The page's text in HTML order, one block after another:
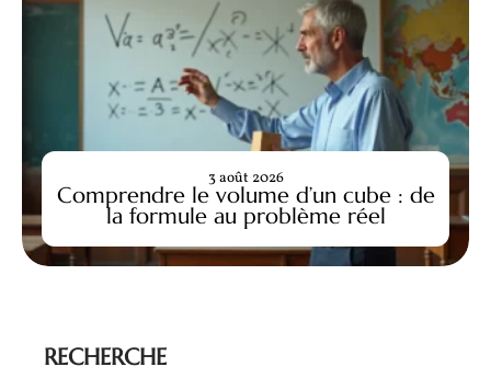
Comprendre le volume d’un cube : de
la formule au problème réel
3 août 2026
RECHERCHE